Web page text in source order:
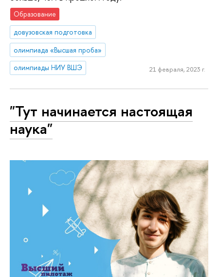
Образование
довузовская подготовка
олимпиада «Высшая проба»
олимпиады НИУ ВШЭ
21 февраля, 2023 г.
"Тут начинается настоящая
наука"